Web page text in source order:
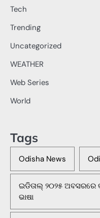
Tech
Trending
Uncategorized
WEATHER
Web Series
World
Tags
Odisha News
ଇଡିତାଲ୍ ୨୦୨୫ ଅବସରରେ
ଭାଷା